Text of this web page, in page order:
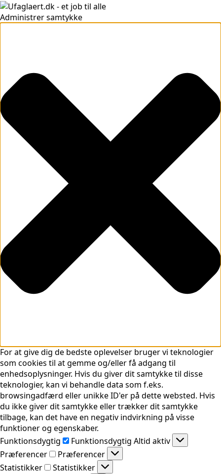
Administrer samtykke
For at give dig de bedste oplevelser bruger vi teknologier
som cookies til at gemme og/eller få adgang til
enhedsoplysninger. Hvis du giver dit samtykke til disse
teknologier, kan vi behandle data som f.eks.
browsingadfærd eller unikke ID'er på dette websted. Hvis
du ikke giver dit samtykke eller trækker dit samtykke
tilbage, kan det have en negativ indvirkning på visse
funktioner og egenskaber.
Funktionsdygtig
Funktionsdygtig Altid aktiv
Præferencer
Præferencer
Statistikker
Statistikker